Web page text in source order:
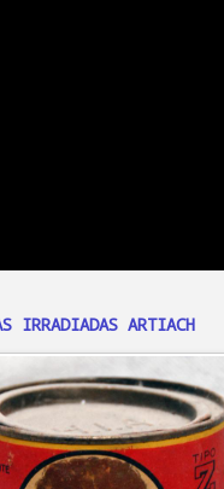
IRRADIADAS ARTIACH